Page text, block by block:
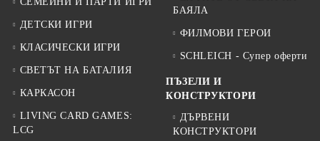
ДЕТСКИ ИГРИ
КЛАСИЧЕСКИ ИГРИ
СВЕТЪТ НА БАТАЛИЯ
КАРКАСОН
LIVING CARD GAMES:
LCG
БАЯЛА
ФИЛМОВИ ГЕРОИ
SCHLEICH - Супер оферти
ПЪЗЕЛИ И
КОНСТРУКТОРИ
ДЪРВЕНИ
КОНСТРУКТОРИ